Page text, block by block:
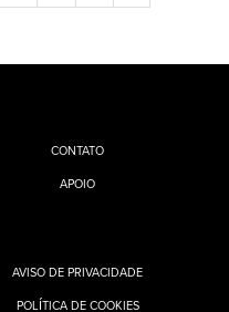
CONTATO
APOIO
AVISO DE PRIVACIDADE
POLÍTICA DE COOKIES